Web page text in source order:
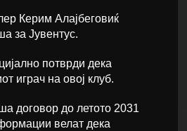
Керим Алајбеговиќ
за Јувентус.
потврди дека
играч на овој клуб.
договор до летото 2031
велат дека